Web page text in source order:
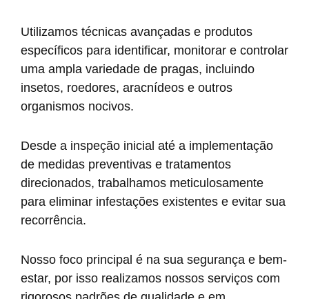
Utilizamos técnicas avançadas e produtos
específicos para identificar, monitorar e controlar
uma ampla variedade de pragas, incluindo
insetos, roedores, aracnídeos e outros
organismos nocivos.
Desde a inspeção inicial até a implementação
de medidas preventivas e tratamentos
direcionados, trabalhamos meticulosamente
para eliminar infestações existentes e evitar sua
recorrência.
Nosso foco principal é na sua segurança e bem-
estar, por isso realizamos nossos serviços com